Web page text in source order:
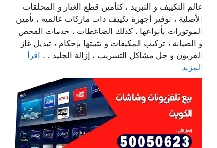
عالم التكييف و التبريد ، كتأمين قطع الغيار و المحلقات
الأصلية ، توفير أجهزة تكييف ذات ماركات عالمية ، تأمين
الموتورات بأنواعها ، كذلك الضاغطات ، خدمات الفحص
و الصيانة ، تركيب المكيفات و تثبيتها بإحكام ، تبديل غاز
الفريون و حل مشاكل التسريب ، إزالة الجليد ... اقرأ
المزيد